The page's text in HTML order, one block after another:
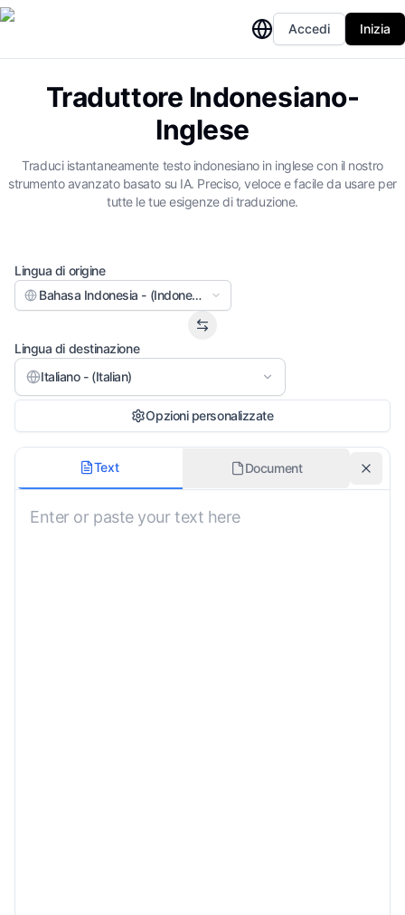
Accedi Inizia
Traduttore Indonesiano-
Inglese
Traduci istantaneamente testo indonesiano in inglese con il nostro
strumento avanzato basato su IA. Preciso, veloce e facile da usare per
tutte le tue esigenze di traduzione.
Lingua di origine
Bahasa Indonesia - (Indonesian)
Lingua di destinazione
Italiano - (Italian)
Opzioni personalizzate
Neutro
Dominio/Settore
Text Document